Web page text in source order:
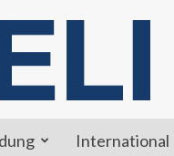
International